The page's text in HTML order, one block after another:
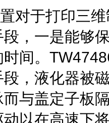
对于打印三
，一是能够
间。
，液化器被
与盖定子板
以在高速下